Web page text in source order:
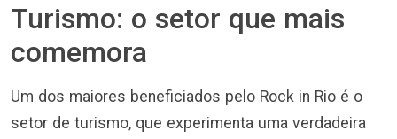
Turismo: o setor que mais
comemora
Um dos maiores beneficiados pelo Rock in Rio é o
setor de turismo, que experimenta uma verdadeira